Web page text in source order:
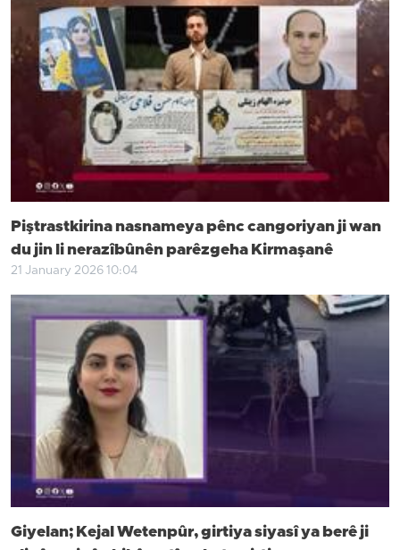
Piştrastkirina nasnameya pênc cangoriyan ji wan
du jin li nerazîbûnên parêzgeha Kirmaşanê
21 January 2026 10:04
Giyelan; Kejal Wetenpûr, girtiya siyasî ya berê ji